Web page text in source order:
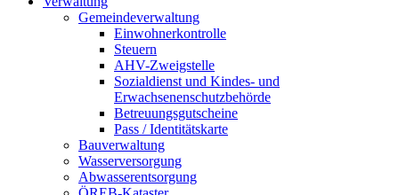
Gemeindeverwaltung
Einwohnerkontrolle
Steuern
AHV-Zweigstelle
Sozialdienst und Kindes- und
Erwachsenenschutzbehörde
Betreuungsgutscheine
Pass / Identitätskarte
Bauverwaltung
Wasserversorgung
Abwasserentsorgung